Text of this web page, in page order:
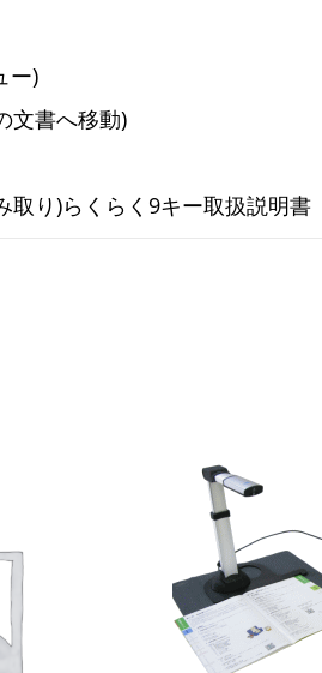
ー)
文書へ移動)
取り)らくらく9キー取扱説明書